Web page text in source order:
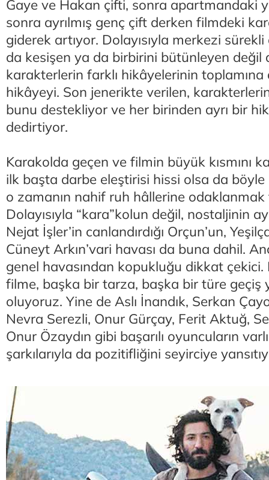
Gaye ve Hakan çifti, sonra apartmandaki
sonra ayrılmış genç çift derken filmdeki
giderek artıyor. Dolayısıyla merkezi
da kesişen ya da birbirini bütünleyen değil
karakterlerin farklı hikâyelerinin
hikâyeyi. Son jenerikte verilen,
bunu destekliyor ve her birinden ayrı bir
dedirtiyor.
Karakolda geçen ve filmin büyük kısmını
ilk başta darbe eleştirisi hissi olsa da
o zamanın nahif ruh hâllerine
Dolayısıyla “kara”kolun değil, nostaljinin
Nejat İşler’in canlandırdığı Orçun’un,
Cüneyt Arkın’vari havası da buna dahil.
genel havasından kopukluğu dikkat
filme, başka bir tarza, başka bir türe geçiş
oluyoruz. Yine de Aslı İnandık, Serkan
Nevra Serezli, Onur Gürçay, Ferit Aktuğ,
Onur Özaydın gibi başarılı oyuncuların
şarkılarıyla da pozitifliğini seyirciye